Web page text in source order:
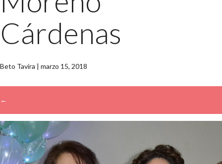
Cárdenas
Beto Tavira | marzo 15, 2018
←
→